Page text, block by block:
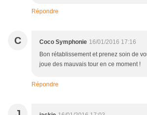
Répondre
C Coco Symphonie 16/01/2016 17:16
Bon rétablissement et prenez soin de
joue des mauvais tour en ce moment !
Répondre